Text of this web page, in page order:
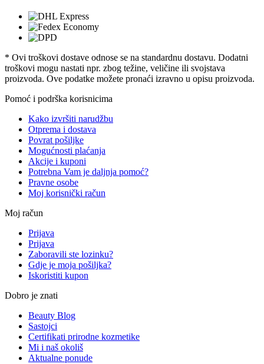
* Ovi troškovi dostave odnose se na standardnu ​​dostavu. Dodatni
troškovi mogu nastati npr. zbog težine, veličine ili svojstava
proizvoda. Ove podatke možete pronaći izravno u opisu proizvoda.
Pomoć i podrška korisnicima
Kako izvršiti narudžbu
Otprema i dostava
Povrat pošiljke
Mogućnosti plaćanja
Akcije i kuponi
Potrebna Vam je daljnja pomoć?
Pravne osobe
Moj korisnički račun
Moj račun
Prijava
Prijava
Zaboravili ste lozinku?
Gdje je moja pošiljka?
Iskoristiti kupon
Dobro je znati
Beauty Blog
Sastojci
Certifikati prirodne kozmetike
Mi i naš okoliš
Aktualne ponude